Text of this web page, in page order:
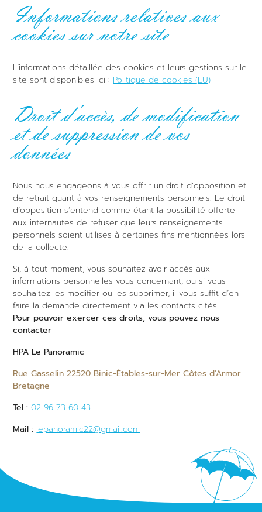
Informations relatives aux
cookies sur notre site
L’informations détaillée des cookies et leurs gestions sur le
site sont disponibles ici : Politique de cookies (EU)
Droit d’accès, de modification
et de suppression de vos
données
Nous nous engageons à vous offrir un droit d’opposition et
de retrait quant à vos renseignements personnels. Le droit
d’opposition s’entend comme étant la possibilité offerte
aux internautes de refuser que leurs renseignements
personnels soient utilisés à certaines fins mentionnées lors
de la collecte.
Si, à tout moment, vous souhaitez avoir accès aux
informations personnelles vous concernant, ou si vous
souhaitez les modifier ou les supprimer, il vous suffit d’en
faire la demande directement via les contacts cités.
Pour pouvoir exercer ces droits, vous pouvez nous
contacter
HPA Le Panoramic
Rue Gasselin 22520 Binic-Étables-sur-Mer Côtes d'Armor
Bretagne
Tel : 02 96 73 60 43
Mail : lepanoramic22@gmail.com